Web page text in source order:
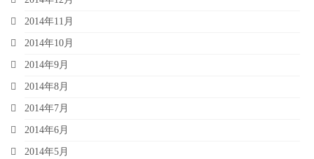
2014年11月
2014年10月
2014年9月
2014年8月
2014年7月
2014年6月
2014年5月